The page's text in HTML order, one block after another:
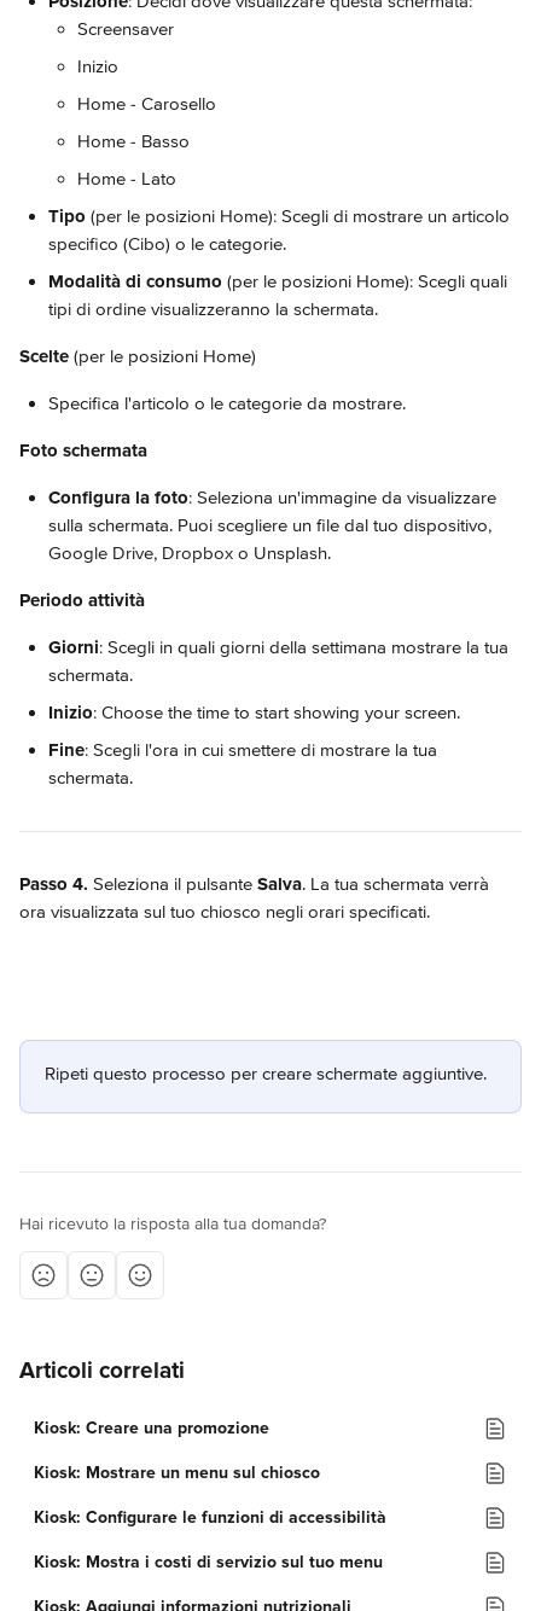
Screensaver
Inizio
Home - Carosello
Home - Basso
Home - Lato
Tipo (per le posizioni Home): Scegli di mostrare un articolo
specifico (Cibo) o le categorie.
Modalità di consumo (per le posizioni Home): Scegli quali
tipi di ordine visualizzeranno la schermata.
Scelte (per le posizioni Home)
Specifica l'articolo o le categorie da mostrare.
Foto schermata
Configura la foto: Seleziona un'immagine da visualizzare
sulla schermata. Puoi scegliere un file dal tuo dispositivo,
Google Drive, Dropbox o Unsplash.
Periodo attività
Giorni: Scegli in quali giorni della settimana mostrare la tua
schermata.
Inizio: Choose the time to start showing your screen.
Fine: Scegli l'ora in cui smettere di mostrare la tua
schermata.
Passo 4. Seleziona il pulsante Salva. La tua schermata verrà
ora visualizzata sul tuo chiosco negli orari specificati.
Ripeti questo processo per creare schermate aggiuntive.
Hai ricevuto la risposta alla tua domanda?
Articoli correlati
Kiosk: Creare una promozione
Kiosk: Mostrare un menu sul chiosco
Kiosk: Configurare le funzioni di accessibilità
Kiosk: Mostra i costi di servizio sul tuo menu
Kiosk: Aggiungi informazioni nutrizionali